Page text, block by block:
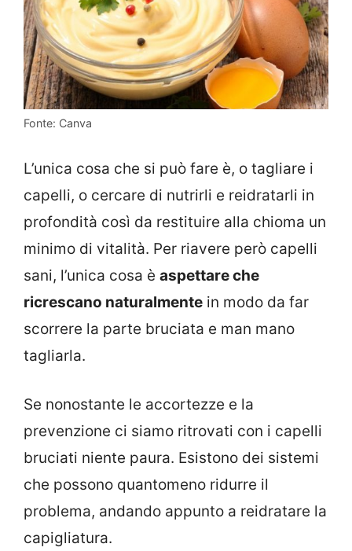
Fonte: Canva
L’unica cosa che si può fare è, o tagliare i
capelli, o cercare di nutrirli e reidratarli in
profondità così da restituire alla chioma un
minimo di vitalità. Per riavere però capelli
sani, l’unica cosa è aspettare che
ricrescano naturalmente in modo da far
scorrere la parte bruciata e man mano
tagliarla.
Se nonostante le accortezze e la
prevenzione ci siamo ritrovati con i capelli
bruciati niente paura. Esistono dei sistemi
che possono quantomeno ridurre il
problema, andando appunto a reidratare la
capigliatura.